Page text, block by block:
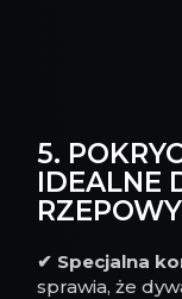
5.
IDEALNE
✔ Specjalna
sprawia, że